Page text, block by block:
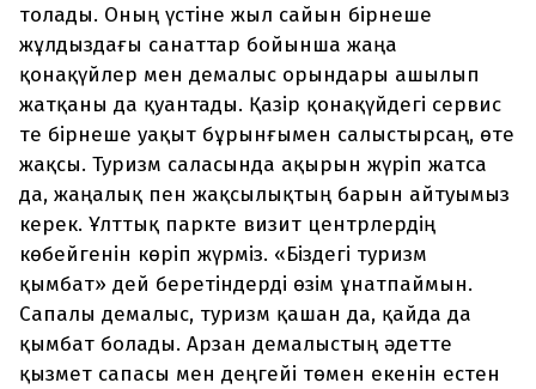
толады. Оның үстіне жыл сайын бірнеше
жұлдыздағы санаттар бойынша жаңа
қонақүйлер мен демалыс орындары ашылып
жатқаны да қуантады. Қазір қонақүйдегі сервис
те бірнеше уақыт бұрынғымен салыстырсаң, өте
жақсы. Туризм саласында ақырын жүріп жатса
да, жаңалық пен жақсылықтың барын айтуымыз
керек. Ұлттық паркте визит центрлердің
көбейгенін көріп жүрміз. «Біздегі туризм
қымбат» дей беретіндерді өзім ұнатпаймын.
Сапалы демалыс, туризм қашан да, қайда да
қымбат болады. Арзан демалыстың әдетте
қызмет сапасы мен деңгейі төмен екенін естен